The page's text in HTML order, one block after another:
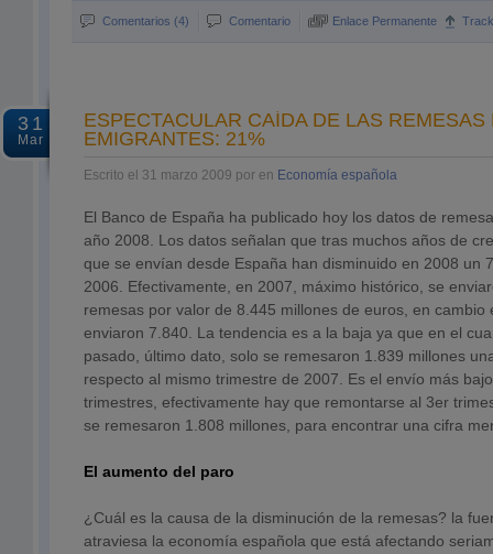
Comentarios (4) Comentario Enlace Permanente
31
Mar
ESPECTACULAR CAÍDA DE LAS REMESAS
EMIGRANTES: 21%
Escrito el 31 marzo 2009 por en Economía española
El Banco de España ha publicado hoy los datos de
año 2008. Los datos señalan que tras muchos años de
que se envían desde España han disminuido en 2008 un
2006. Efectivamente, en 2007, máximo histórico, se
remesas por valor de 8.445 millones de euros, en cambio
enviaron 7.840. La tendencia es a la baja ya que en el
pasado, último dato, solo se remesaron 1.839 millones
respecto al mismo trimestre de 2007. Es el envío más
trimestres, efectivamente hay que remontarse al 3er
se remesaron 1.808 millones, para encontrar una cifra
El aumento del paro
¿Cuál es la causa de la disminución de la remesas? la
atraviesa la economía española que está afectando